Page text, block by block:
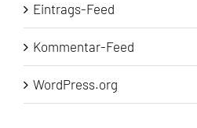
Eintrags-Feed
Kommentar-Feed
WordPress.org